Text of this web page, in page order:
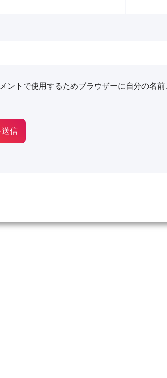
ントで使用するためブラウザーに自分の名